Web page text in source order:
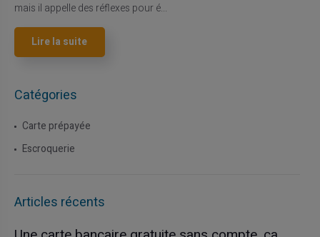
mais il appelle des réflexes pour é...
Lire la suite
Catégories
Carte prépayée
Escroquerie
Articles récents